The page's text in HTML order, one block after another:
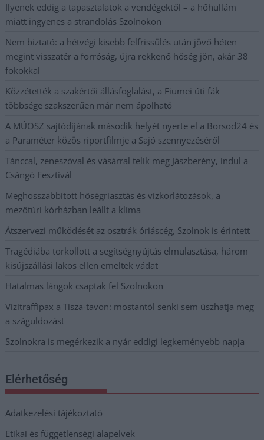
Ilyenek eddig a tapasztalatok a vendégektől – a hőhullám
miatt ingyenes a strandolás Szolnokon
Nem biztató: a hétvégi kisebb felfrissülés után jövő héten
megint visszatér a forróság, újra rekkenő hőség jön, akár 38
fokokkal
Közzétették a szakértői állásfoglalást, a Fiumei úti fák
többsége szakszerűen már nem ápolható
A MÚOSZ sajtódíjának második helyét nyerte el a Borsod24 és
a Paraméter közös riportfilmje a Sajó szennyezéséről
Tánccal, zeneszóval és vásárral telik meg Jászberény, indul a
Csángó Fesztivál
Meghosszabbított hőségriasztás és vízkorlátozások, a
mezőtúri kórházban leállt a klíma
Átszervezi működését az osztrák óriáscég, Szolnok is érintett
Tragédiába torkollott a segítségnyújtás elmulasztása, három
kisújszállási lakos ellen emeltek vádat
Hatalmas lángok csaptak fel Szolnokon
Vízitraffipax a Tisza-tavon: mostantól senki sem úszhatja meg
a száguldozást
Szolnokra is megérkezik a nyár eddigi legkeményebb napja
Elérhetőség
Adatkezelési tájékoztató
Etikai és függetlenségi alapelvek